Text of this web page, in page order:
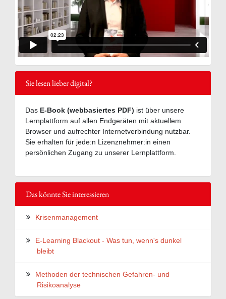
Sie lesen lieber digital?
Das E-Book (webbasiertes PDF) ist über unsere
Lernplattform auf allen Endgeräten mit aktuellem
Browser und aufrechter Internetverbindung nutzbar.
Sie erhalten für jede:n Lizenznehmer:in einen
persönlichen Zugang zu unserer Lernplattform.
Das könnte Sie interessieren
Krisenmanagement
E-Learning Blackout - Was tun, wenn's dunkel
bleibt
Methoden der technischen Gefahren- und
Risikoanalyse